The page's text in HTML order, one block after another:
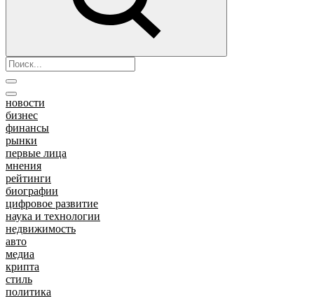
новости
бизнес
финансы
рынки
первые лица
мнения
рейтинги
биографии
цифровое развитие
наука и технологии
недвижимость
авто
медиа
крипта
стиль
политика